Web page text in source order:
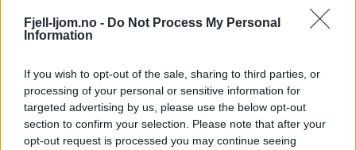
Fjell-ljom.no - Do Not Process My Personal
Information
If you wish to opt-out of the sale, sharing to third parties, or
processing of your personal or sensitive information for
targeted advertising by us, please use the below opt-out
section to confirm your selection. Please note that after your
opt-out request is processed you may continue seeing
Vanvittig målfest i krigekamp: – Det er